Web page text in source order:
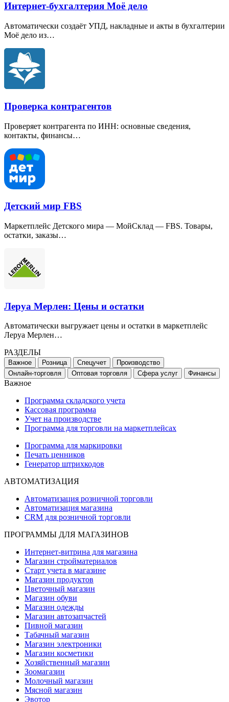
Интернет-бухгалтерия Моё дело
Автоматически создаёт УПД, накладные и акты в бухгалтерии
Моё дело из…
Проверка контрагентов
Проверяет контрагента по ИНН: основные сведения,
контакты, финансы…
Детский мир FBS
Маркетплейс Детского мира — МойСклад — FBS. Товары,
остатки, заказы…
Леруа Мерлен: Цены и остатки
Автоматически выгружает цены и остатки в маркетплейс
Леруа Мерлен…
РАЗДЕЛЫ
Важное Розница Спецучет
Производство
Онлайн-торговля
Оптовая торговля Сфера услуг Финансы
Важное
Программа складского учета
Кассовая программа
Учет на производстве
Программа для торговли на маркетплейсах
Программа для маркировки
Печать ценников
Генератор штрихкодов
АВТОМАТИЗАЦИЯ
Автоматизация розничной торговли
Автоматизация магазина
CRM для розничной торговли
ПРОГРАММЫ ДЛЯ МАГАЗИНОВ
Интернет-витрина для магазина
Магазин стройматериалов
Старт учета в магазине
Магазин продуктов
Цветочный магазин
Магазин обуви
Магазин одежды
Магазин автозапчастей
Пивной магазин
Табачный магазин
Магазин электроники
Магазин косметики
Хозяйственный магазин
Зоомагазин
Молочный магазин
Мясной магазин
Эвотор